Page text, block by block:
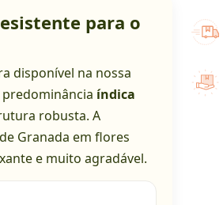
para o
disponível na nossa
índica
robusta. A
Granada em flores
e muito agradável.